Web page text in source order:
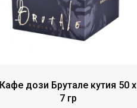
Кафе дози Брутале кутия 50 х
7 гр